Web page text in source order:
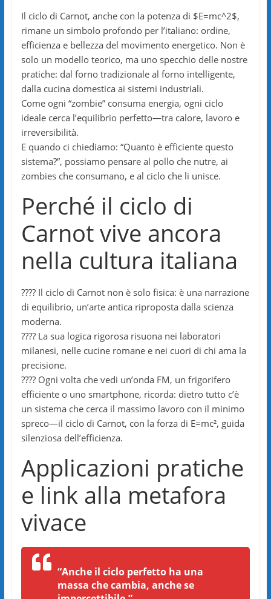
Il ciclo di Carnot, anche con la potenza di $E=mc^2$,
rimane un simbolo profondo per l’italiano: ordine,
efficienza e bellezza del movimento energetico. Non è
solo un modello teorico, ma uno specchio delle nostre
pratiche: dal forno tradizionale al forno intelligente,
dalla cucina domestica ai sistemi industriali.
Come ogni “zombie” consuma energia, ogni ciclo
ideale cerca l’equilibrio perfetto—tra calore, lavoro e
irreversibilità.
E quando ci chiediamo: “Quanto è efficiente questo
sistema?”, possiamo pensare al pollo che nutre, ai
zombies che consumano, e al ciclo che li unisce.
Perché il ciclo di
Carnot vive ancora
nella cultura italiana
???? Il ciclo di Carnot non è solo fisica: è una narrazione
di equilibrio, un’arte antica riproposta dalla scienza
moderna.
???? La sua logica rigorosa risuona nei laboratori
milanesi, nelle cucine romane e nei cuori di chi ama la
precisione.
???? Ogni volta che vedi un’onda FM, un frigorifero
efficiente o uno smartphone, ricorda: dietro tutto c’è
un sistema che cerca il massimo lavoro con il minimo
spreco—il ciclo di Carnot, con la forza di E=mc², guida
silenziosa dell’efficienza.
Applicazioni pratiche
e link alla metafora
vivace
“Anche il ciclo perfetto ha una
massa che cambia, anche se